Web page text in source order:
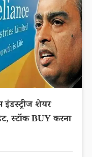
शेयर
स्टॉक BUY करना